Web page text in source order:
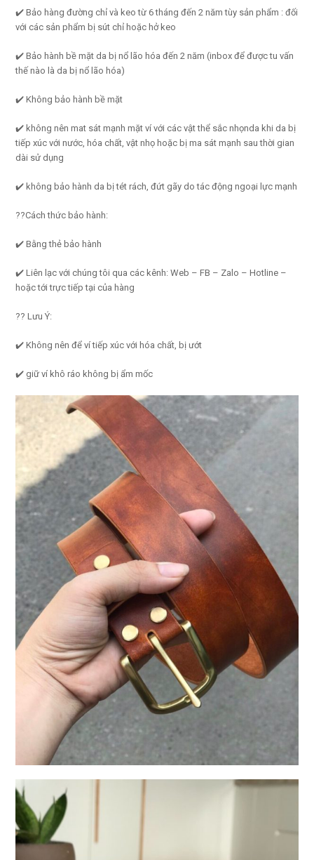
✔️ Bảo hàng đường chỉ và keo từ 6 tháng đến 2 năm tùy sản phẩm : đối
với các sản phẩm bị sút chỉ hoặc hở keo
✔️ Bảo hành bề mặt da bị nổ lão hóa đến 2 năm (inbox để được tu vấn
thế nào là da bị nổ lão hóa)
✔️ Không bảo hành bề mặt
✔️ không nên mat sát mạnh mặt ví với các vật thể sắc nhọnda khi da bị
tiếp xúc với nước, hóa chất, vật nhọ hoặc bị ma sát mạnh sau thời gian
dài sử dụng
✔️ không bảo hành da bị tét rách, đứt gãy do tác động ngoại lực mạnh
??Cách thức bảo hành:
✔️ Bằng thẻ bảo hành
✔️ Liên lạc với chúng tôi qua các kênh: Web – FB – Zalo – Hotline –
hoặc tới trực tiếp tại của hàng
?? Lưu Ý:
✔️ Không nên để ví tiếp xúc với hóa chất, bị ướt
✔️ giữ ví khô ráo không bị ẩm mốc